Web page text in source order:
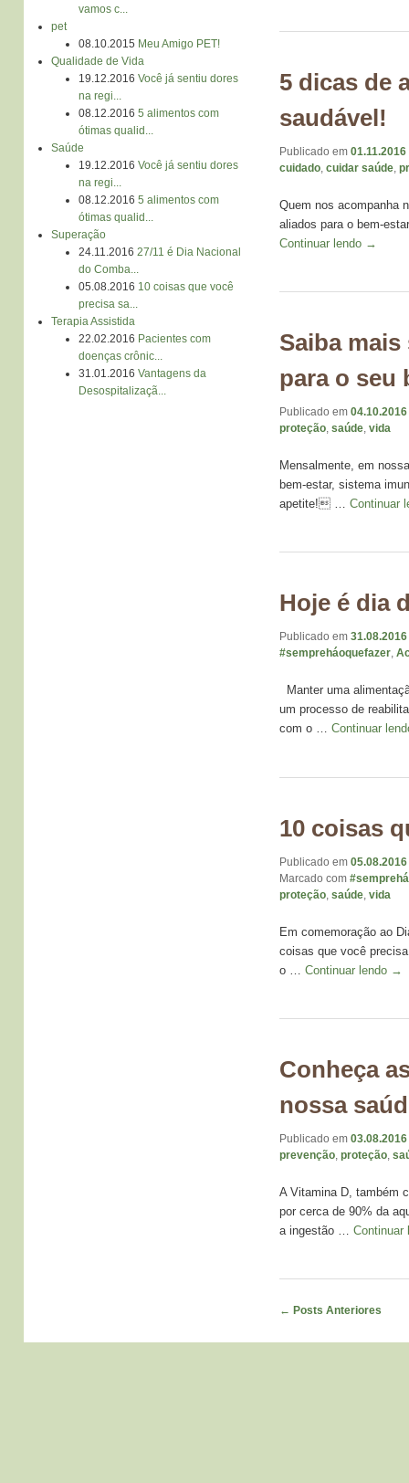
vamos c...
pet
08.10.2015 Meu Amigo PET!
Qualidade de Vida
19.12.2016 Você já sentiu dores
na regi...
08.12.2016 5 alimentos com
ótimas qualid...
Saúde
19.12.2016 Você já sentiu dores
na regi...
08.12.2016 5 alimentos com
ótimas qualid...
Superação
24.11.2016 27/11 é Dia Nacional
do Comba...
05.08.2016 10 coisas que você
precisa sa...
Terapia Assistida
22.02.2016 Pacientes com
doenças crônic...
31.01.2016 Vantagens da
Desospitalizaçã...
5 dicas de
saudável!
Publicado em 01.11.2016
cuidado cuidar saúde
Quem nos acompanha
aliados para o bem-
Continuar lendo →
Saiba
para o seu
Publicado em 04.10.2016
proteção, saúde, vida
Mensalmente, em
bem-estar, sistema
apetite! … Continuar
Hoje é dia
Publicado em 31.08.2016
#sempreháoquefazer,
Manter uma
um processo de
com o … Continuar
10 coisas
Publicado em 05.08.2016
Marcado com
proteção saúde vida
Em comemoração ao
coisas que você
o … Continuar lendo →
Conheça
nossa
Publicado em 03.08.2016
prevenção, proteção,
A Vitamina D, também
por cerca de 90% da
a ingestão … Continuar
Navegação de Posts
← Posts Anteriores